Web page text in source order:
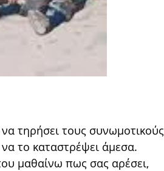
τηρήσει τους συνωμοτικούς
το καταστρέψει άμεσα.
μαθαίνω πως σας αρέσει,